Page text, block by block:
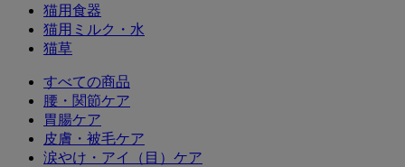
猫用食器
猫用ミルク・水
猫草
すべての商品
腰・関節ケア
胃腸ケア
皮膚・被毛ケア
涙やけ・アイ（目）ケア